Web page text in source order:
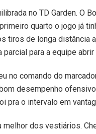
no TD Garden. O
quarto o jogo já
tiros de longa distância
parcial para a equipe
no comando do
desempenho
pra o intervalo em
dos vestiários.